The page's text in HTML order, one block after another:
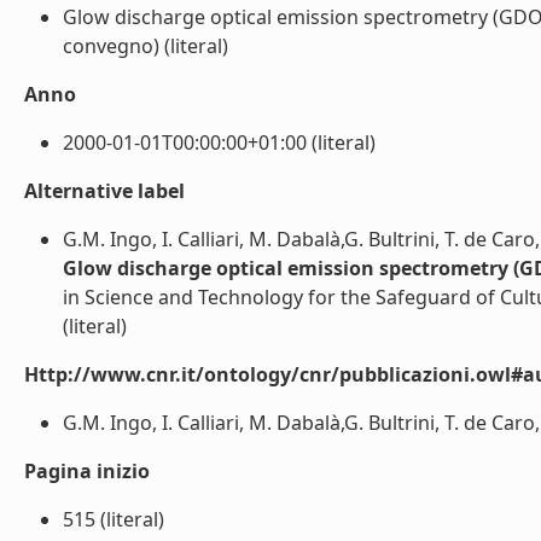
Glow discharge optical emission spectrometry
convegno) (literal)
Anno
2000-01-01T00:00:00+01:00 (literal)
Alternative label
G.M. Ingo, I. Calliari, M. Dabalà,G. Bultrini, T. de
Glow discharge optical emission spectrometry
in Science and Technology for the Safeguard of
(literal)
Http://www.cnr.it/ontology/cnr/
G.M. Ingo, I. Calliari, M. Dabalà,G. Bultrini, T. de
Pagina inizio
515 (literal)